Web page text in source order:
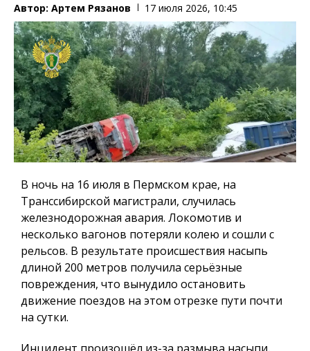
Автор: Артем Рязанов 17 июля 2026, 10:45
В ночь на 16 июля в Пермском крае, на
Транссибирской магистрали, случилась
железнодорожная авария. Локомотив и
несколько вагонов потеряли колею и сошли с
рельсов. В результате происшествия насыпь
длиной 200 метров получила серьёзные
повреждения, что вынудило остановить
движение поездов на этом отрезке пути почти
на сутки.